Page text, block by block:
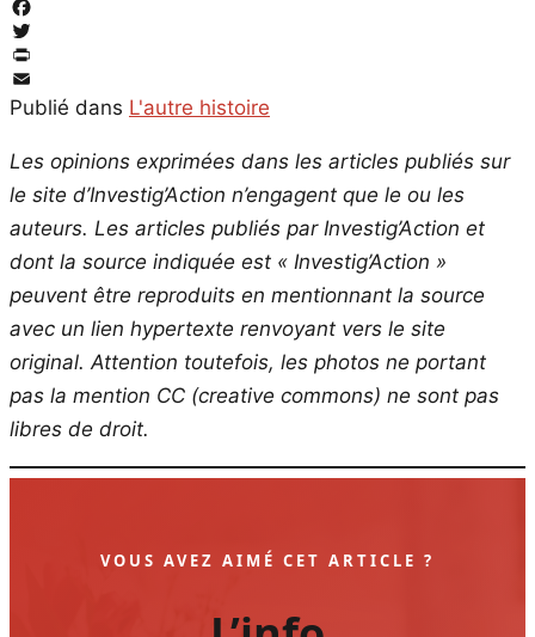
Facebook
Twitter
PrintFriendly
Email
Publié dans L'autre histoire
Les opinions exprimées dans les articles publiés sur
le site d’Investig’Action n’engagent que le ou les
auteurs. Les articles publiés par Investig’Action et
dont la source indiquée est « Investig’Action »
peuvent être reproduits en mentionnant la source
avec un lien hypertexte renvoyant vers le site
original. Attention toutefois, les photos ne portant
pas la mention CC (creative commons) ne sont pas
libres de droit.
VOUS AVEZ AIMÉ CET ARTICLE ?